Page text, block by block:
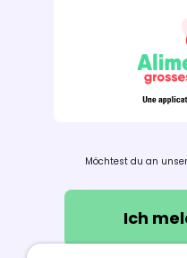
Möchtest du an
Ich